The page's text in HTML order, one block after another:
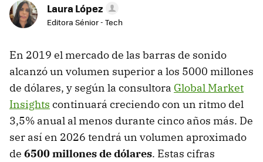
Laura López
Editora Sénior - Tech
En 2019 el mercado de las barras de sonido
alcanzó un volumen superior a los 5000 millones
de dólares, y según la consultora Global Market
Insights continuará creciendo con un ritmo del
3,5% anual al menos durante cinco años más. De
ser así en 2026 tendrá un volumen aproximado
de 6500 millones de dólares. Estas cifras